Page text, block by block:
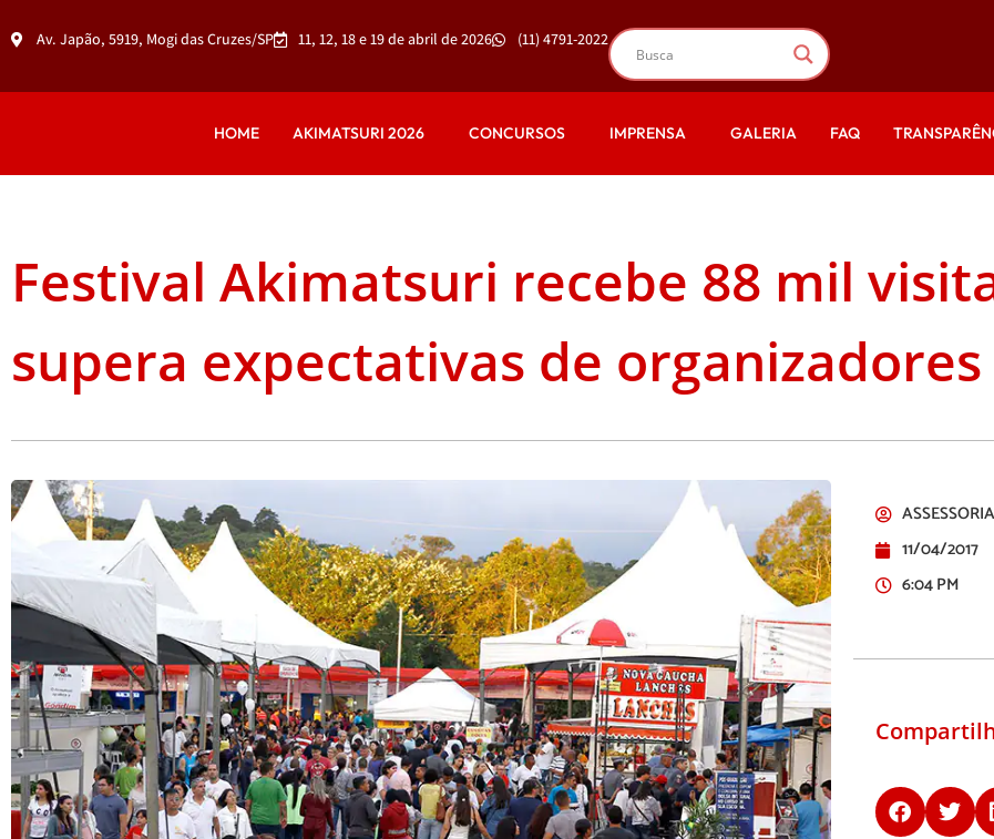
Av. Japão, 5919, Mogi das Cruzes/SP 11, 12, 18 e 19 de abril de 2026 (11) 4791-2022
HOME AKIMATSURI 2026 CONCURSOS IMPRENSA GALERIA FAQ
Festival Akimatsuri recebe 88 mil
supera expectativas de organizadores
11/04/2017
6:04 PM